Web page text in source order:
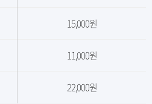
15,000원
11,000원
22,000원